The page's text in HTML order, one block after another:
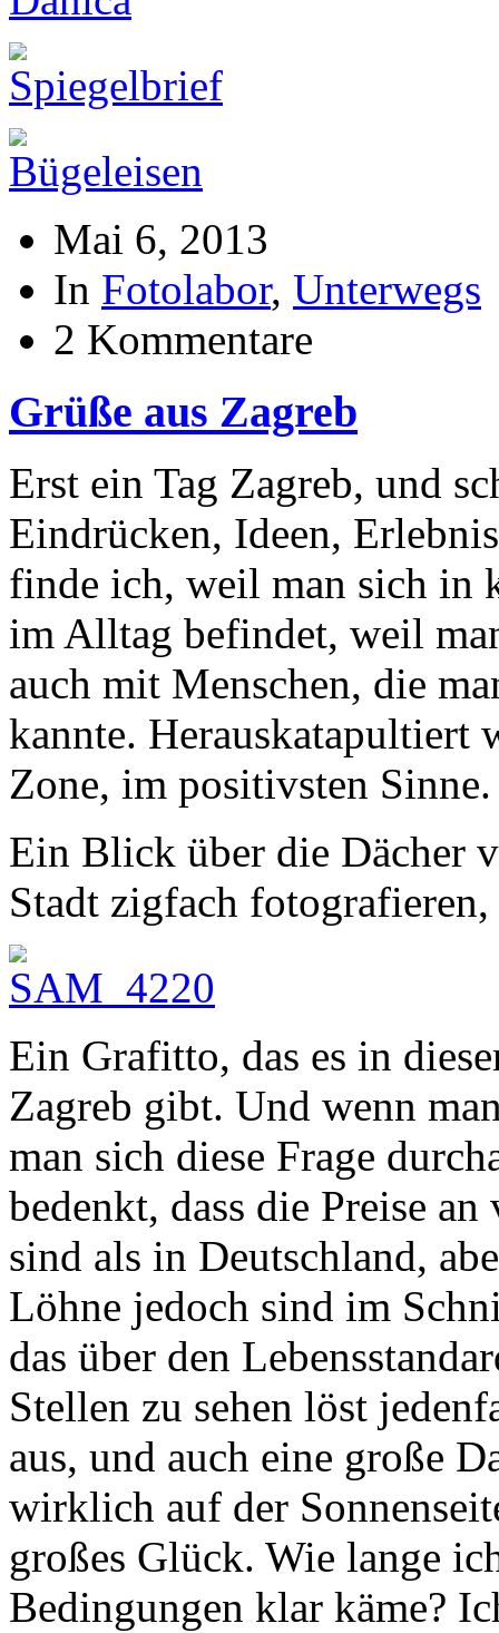
Mai 6, 2013
In Fotolabor, Unterwegs
2 Kommentare
Grüße aus Zagreb
Erst ein Tag Zagreb, und
Eindrücken, Ideen,
finde ich, weil man sich in
im Alltag befindet, weil
auch mit Menschen, die
kannte. Herauskatapultiert
Zone, im positivsten Sinne.
Ein Blick über die Dächer
Stadt zigfach
Ein Grafitto, das es in
Zagreb gibt. Und wenn
man sich diese Frage
bedenkt, dass die Preise
sind als in Deutschland,
Löhne jedoch sind im
das über den
Stellen zu sehen löst
aus, und auch eine große
wirklich auf der
großes Glück. Wie lange
Bedingungen klar käme?